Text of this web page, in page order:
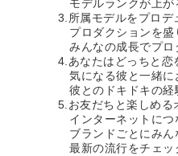
モデルランクが上が
3.所属モデルをプロデ
プロダクションを盛
みんなの成長でプロ
4.あなたはどっちと恋
気になる彼と一緒に
彼とのドキドキの経
5.お友だちと楽しめる
インターネットにつ
ブランドごとにみん
最新の流行をチェッ